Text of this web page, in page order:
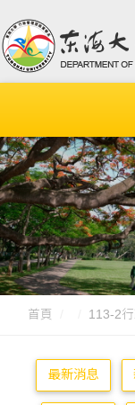
首頁 113-2
最新消息